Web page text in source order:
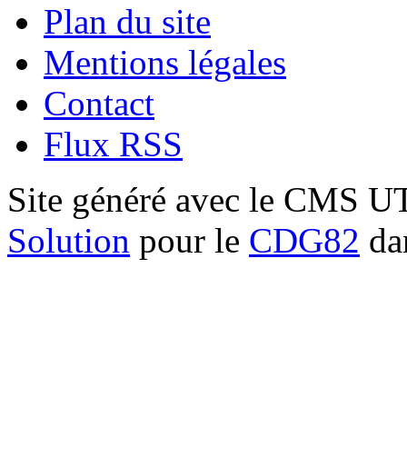
Plan du site
Mentions légales
Contact
Flux RSS
Site généré avec le CMS
Solution pour le CDG82